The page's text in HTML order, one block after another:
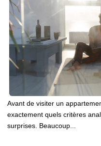
Avant de visiter un
exactement quels critères
surprises. Beaucoup...